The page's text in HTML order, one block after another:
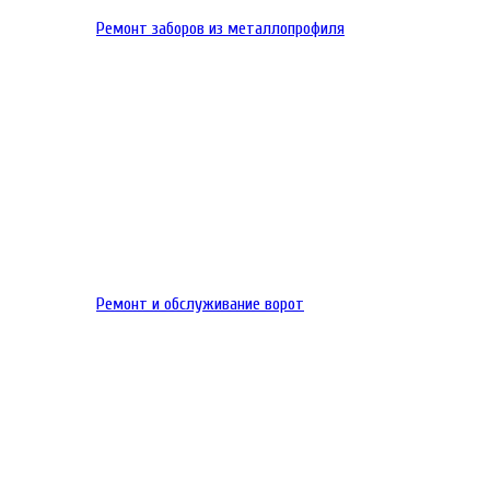
Ремонт заборов из металлопрофиля
Ремонт и обслуживание ворот